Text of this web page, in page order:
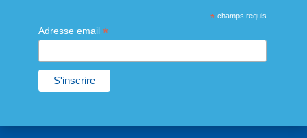
* champs requis
Adresse email *